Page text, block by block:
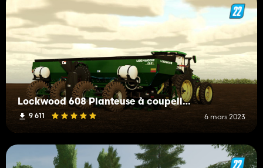
Lockwood 608 Planteuse à coupelle d'air
9 611 6 mars 2023